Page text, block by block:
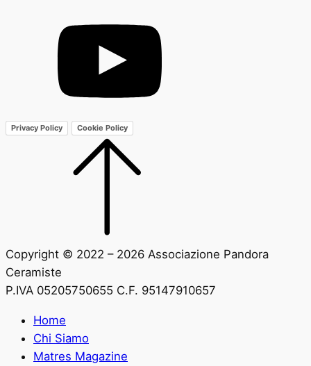
Privacy Policy Cookie Policy
Copyright © 2022 – 2026 Associazione Pandora
Ceramiste
P.IVA 05205750655 C.F. 95147910657
Home
Chi Siamo
Matres Magazine